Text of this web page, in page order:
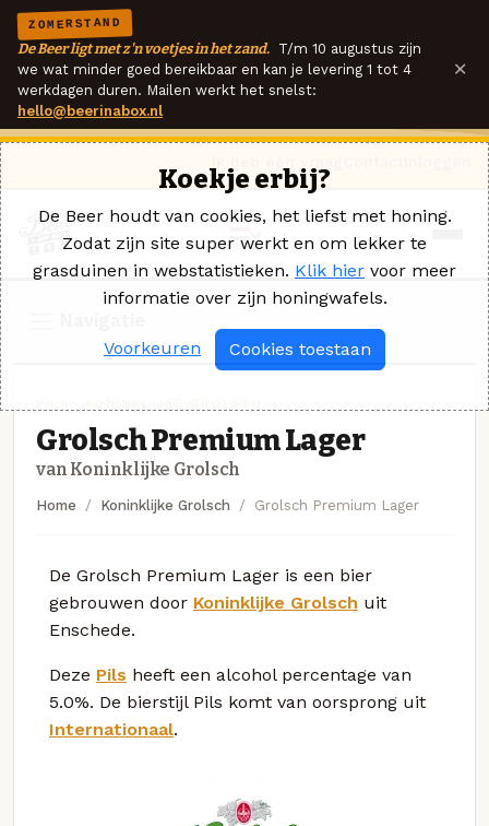
ZOMERSTAND
De Beer ligt met z'n voetjes in het zand. T/m 10 augustus zijn
we wat minder goed bereikbaar en kan je levering 1 tot 4
werkdagen duren. Mailen werkt het snelst:
hello@beerinabox.nl
×
Grolsch Premium Lager
van Koninklijke Grolsch
Home Koninklijke Grolsch Grolsch Premium Lager
De Grolsch Premium Lager is een bier
gebrouwen door Koninklijke Grolsch uit
Enschede.
Deze Pils heeft een alcohol percentage van
5.0%. De bierstijl Pils komt van oorsprong uit
Internationaal.
Koekje erbij?
De Beer houdt van cookies, het liefst met honing.
Zodat zijn site super werkt en om lekker te
grasduinen in webstatistieken. Klik hier voor meer
informatie over zijn honingwafels.
Voorkeuren Cookies toestaan